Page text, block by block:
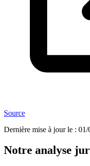
Source
Dernière mise à jour le : 01/
Notre analyse